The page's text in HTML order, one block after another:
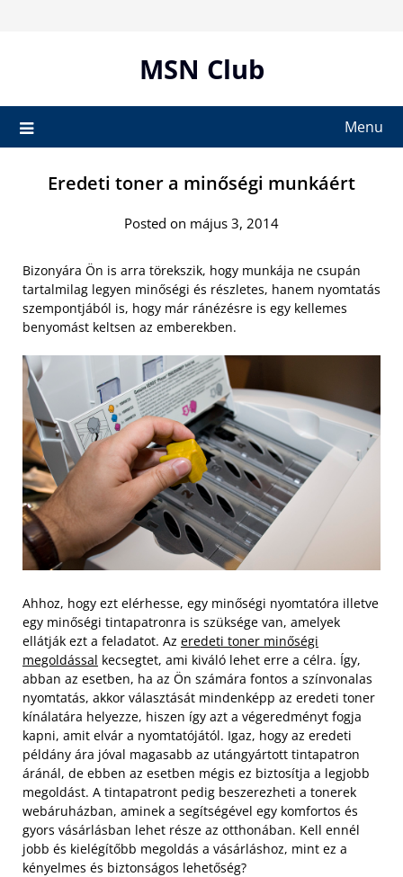
MSN Club
Menu
Eredeti toner a minőségi munkáért
Posted on május 3, 2014
Bizonyára Ön is arra törekszik, hogy munkája ne csupán
tartalmilag legyen minőségi és részletes, hanem nyomtatás
szempontjából is, hogy már ránézésre is egy kellemes
benyomást keltsen az emberekben.
Ahhoz, hogy ezt elérhesse, egy minőségi nyomtatóra illetve
egy minőségi tintapatronra is szüksége van, amelyek
ellátják ezt a feladatot. Az eredeti toner minőségi
megoldással kecsegtet, ami kiváló lehet erre a célra. Így,
abban az esetben, ha az Ön számára fontos a színvonalas
nyomtatás, akkor választását mindenképp az eredeti toner
kínálatára helyezze, hiszen így azt a végeredményt fogja
kapni, amit elvár a nyomtatójától. Igaz, hogy az eredeti
példány ára jóval magasabb az utángyártott tintapatron
áránál, de ebben az esetben mégis ez biztosítja a legjobb
megoldást. A tintapatront pedig beszerezheti a tonerek
webáruházban, aminek a segítségével egy komfortos és
gyors vásárlásban lehet része az otthonában. Kell ennél
jobb és kielégítőbb megoldás a vásárláshoz, mint ez a
kényelmes és biztonságos lehetőség?